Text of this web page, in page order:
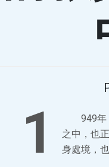
1
949年
之中，也
身處境，